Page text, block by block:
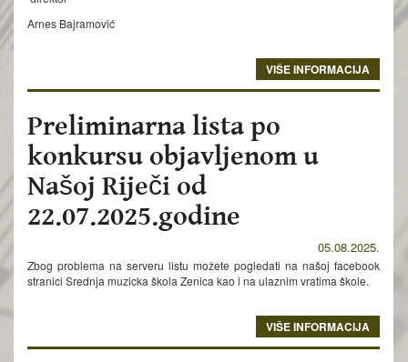
Arnes Bajramović
VIŠE INFORMACIJA
Preliminarna lista po
konkursu objavljenom u
Našoj Riječi od
22.07.2025.godine
05.08.2025.
Zbog problema na serveru listu možete pogledati na našoj facebook
stranici Srednja muzicka škola Zenica kao i na ulaznim vratima škole.
VIŠE INFORMACIJA